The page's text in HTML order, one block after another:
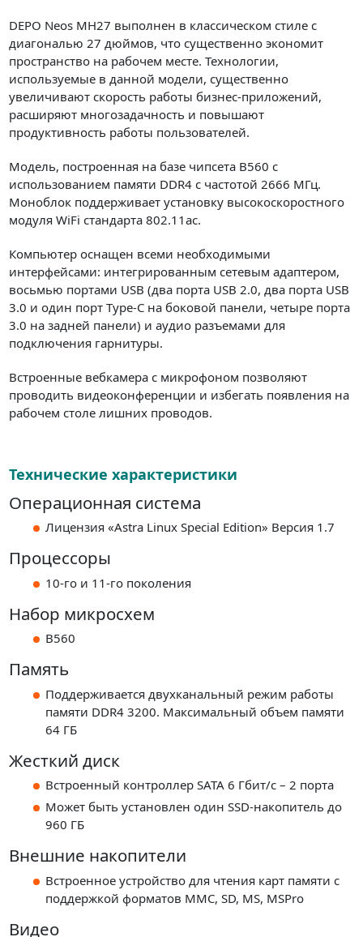
DEPO Neos MH27 выполнен в классическом стиле с
диагональю 27 дюймов, что существенно экономит
пространство на рабочем месте. Технологии,
используемые в данной модели, существенно
увеличивают скорость работы бизнес-приложений,
расширяют многозадачность и повышают
продуктивность работы пользователей.
Модель, построенная на базе чипсета B560 с
использованием памяти DDR4 с частотой 2666 МГц.
Моноблок поддерживает установку высокоскоростного
модуля WiFi стандарта 802.11ac.
Компьютер оснащен всеми необходимыми
интерфейсами: интегрированным сетевым адаптером,
восьмью портами USB (два порта USB 2.0, два порта USB
3.0 и один порт Type-C на боковой панели, четыре порта
3.0 на задней панели) и аудио разъемами для
подключения гарнитуры.
Встроенные вебкамера с микрофоном позволяют
проводить видеоконференции и избегать появления на
рабочем столе лишних проводов.
Технические характеристики
Операционная система
Лицензия «Astra Linux Special Edition» Версия 1.7
Процессоры
10-го и 11-го поколения
Набор микросхем
B560
Память
Поддерживается двухканальный режим работы
памяти DDR4 3200. Максимальный объем памяти
64 ГБ
Жесткий диск
Встроенный контроллер SATA 6 Гбит/с – 2 порта
Может быть установлен один SSD-накопитель до
960 ГБ
Внешние накопители
Встроенное устройство для чтения карт памяти с
поддержкой форматов MMC, SD, MS, MSPro
Видео